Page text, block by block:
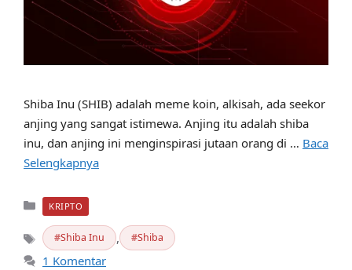
Shiba Inu (SHIB) adalah meme koin, alkisah, ada seekor
anjing yang sangat istimewa. Anjing itu adalah shiba
inu, dan anjing ini menginspirasi jutaan orang di … Baca
Selengkapnya
Kategori
KRIPTO
Tag Shiba Inu , Shiba
1 Komentar